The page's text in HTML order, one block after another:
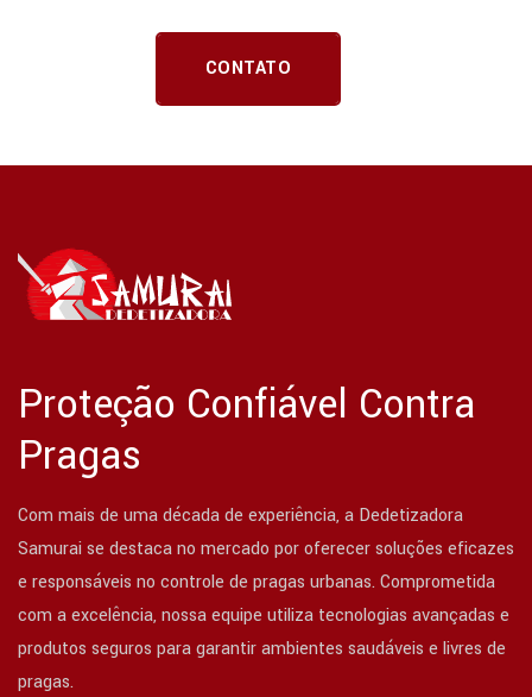
CONTATO
Proteção Confiável Contra
Pragas
Com mais de uma década de experiência, a Dedetizadora
Samurai se destaca no mercado por oferecer soluções eficazes
e responsáveis no controle de pragas urbanas. Comprometida
com a excelência, nossa equipe utiliza tecnologias avançadas e
produtos seguros para garantir ambientes saudáveis e livres de
pragas.